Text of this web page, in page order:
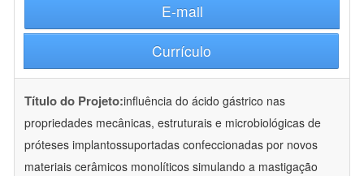
E-mail
Currículo
Título do Projeto:influência do ácido gástrico nas
propriedades mecânicas, estruturais e microbiológicas de
próteses implantossuportadas confeccionadas por novos
materiais cerâmicos monolíticos simulando a mastigação